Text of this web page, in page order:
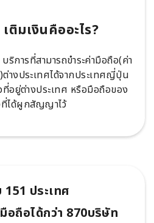
ติมเงินคืออะไร?
ริการที่สามารถขำระค่ามือถือ(ค่า
งประเทศได้จากประเทศญี่ปุ่น
ที่อยู่ต่างประเทศ หรือมือถือของ
ที่ได้ผูกสัญญาไว้
ประเทศ
อถือได้กว่า 870บริษัท